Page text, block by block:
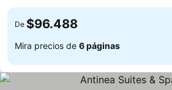
De $96.488
Mira precios de 6 páginas